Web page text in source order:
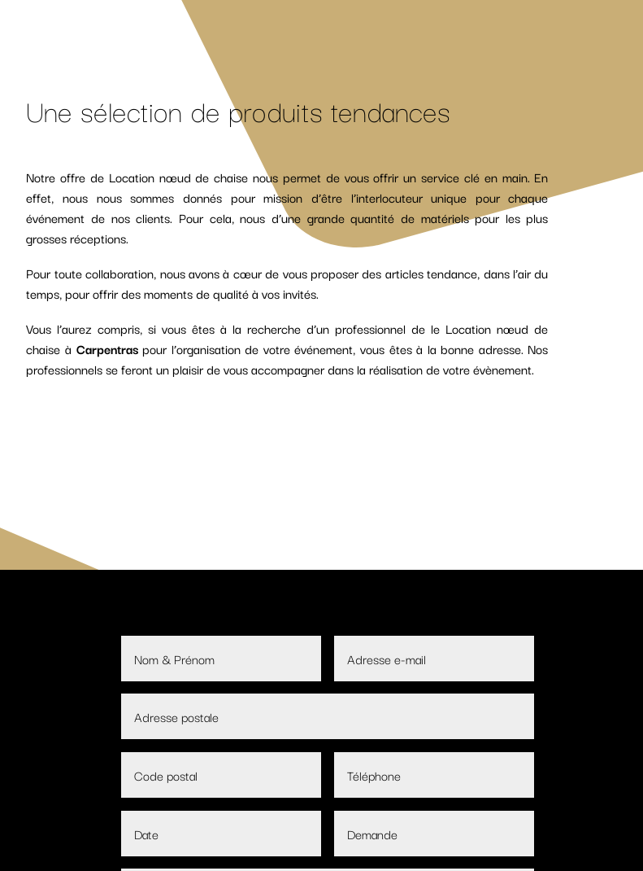
Une sélection de produits tendances
Notre offre de Location nœud de chaise nous permet de vous offrir un service clé en main. En
effet, nous nous sommes donnés pour mission d’être l’interlocuteur unique pour chaque
événement de nos clients. Pour cela, nous d’une grande quantité de matériels pour les plus
grosses réceptions.
Pour toute collaboration, nous avons à cœur de vous proposer des articles tendance, dans l’air du
temps, pour offrir des moments de qualité à vos invités.
Vous l’aurez compris, si vous êtes à la recherche d’un professionnel de le Location nœud de
chaise à Carpentraspour l’organisation de votre événement, vous êtes à la bonne adresse. Nos
professionnels se feront un plaisir de vous accompagner dans la réalisation de votre évènement.